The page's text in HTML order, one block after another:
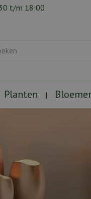
t/m 18:00
Planten